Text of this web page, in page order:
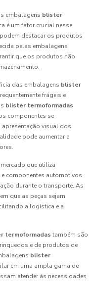
embalagens blister
é um fator crucial nesse
destacar os produtos
pelas embalagens
que os produtos não
das embalagens blister
frágeis e
blister termoformadas
componentes se
visual dos
pode aumentar a
que utiliza
e componentes automotivos
durante o transporte. As
que as peças sejam
a logística e a
termoformadas também são
e de produtos de
blister
em uma ampla gama de
atender às necessidades